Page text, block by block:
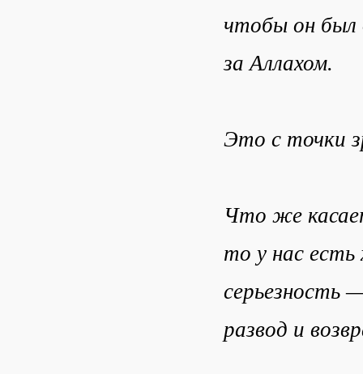
чтобы он был
за Аллахом.
Это с точки
Что же
то у нас
серьезность
развод и